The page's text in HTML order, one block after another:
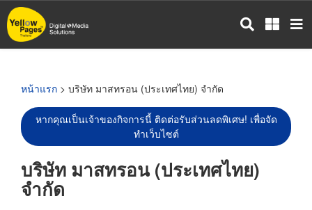
ข้าม
ไป
หน้าแรก > บริษัท มาสทรอน (ประเทศไทย) จำกัด
หากคุณเป็นเจ้าของกิจการนี้ ติดต่อรับส่วนลดพิเศษ! เพื่อจัด
ทำเว็บไซต์
บริษัท มาสทรอน (ประเทศไทย)
จำกัด